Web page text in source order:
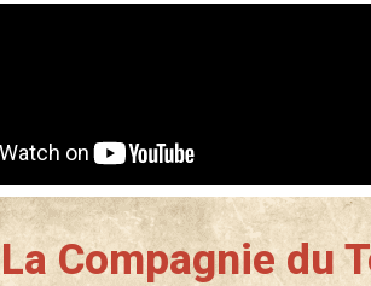
La Compagnie du